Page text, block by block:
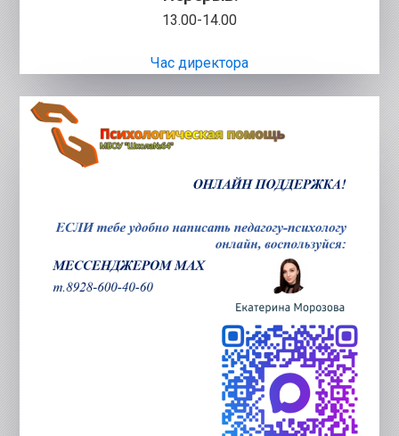
13.00-14.00
Час директора